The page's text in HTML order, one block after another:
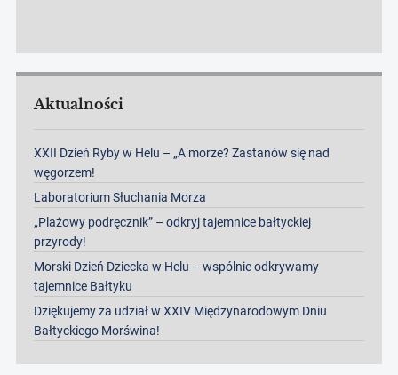
Aktualności
XXII Dzień Ryby w Helu – „A morze? Zastanów się nad
węgorzem!
Laboratorium Słuchania Morza
„Plażowy podręcznik” – odkryj tajemnice bałtyckiej
przyrody!
Morski Dzień Dziecka w Helu – wspólnie odkrywamy
tajemnice Bałtyku
Dziękujemy za udział w XXIV Międzynarodowym Dniu
Bałtyckiego Morświna!